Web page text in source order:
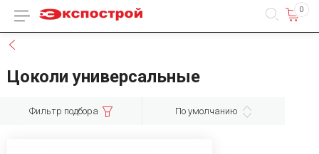
Каталог товаров 0
Цоколи универсальные
Фильтр подбора По умолчанию